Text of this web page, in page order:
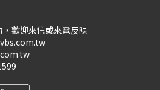
歡迎來信或來電反映